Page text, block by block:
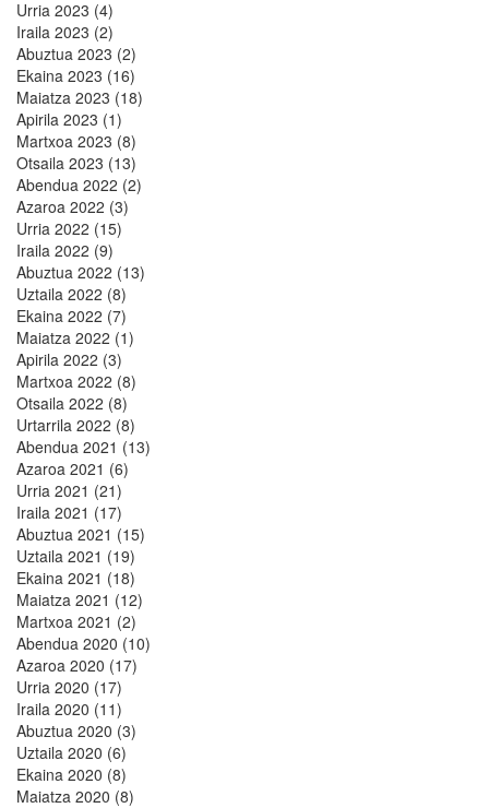
Urria 2023 (4)
Iraila 2023 (2)
Abuztua 2023 (2)
Ekaina 2023 (16)
Maiatza 2023 (18)
Apirila 2023 (1)
Martxoa 2023 (8)
Otsaila 2023 (13)
Abendua 2022 (2)
Azaroa 2022 (3)
Urria 2022 (15)
Iraila 2022 (9)
Abuztua 2022 (13)
Uztaila 2022 (8)
Ekaina 2022 (7)
Maiatza 2022 (1)
Apirila 2022 (3)
Martxoa 2022 (8)
Otsaila 2022 (8)
Urtarrila 2022 (8)
Abendua 2021 (13)
Azaroa 2021 (6)
Urria 2021 (21)
Iraila 2021 (17)
Abuztua 2021 (15)
Uztaila 2021 (19)
Ekaina 2021 (18)
Maiatza 2021 (12)
Martxoa 2021 (2)
Abendua 2020 (10)
Azaroa 2020 (17)
Urria 2020 (17)
Iraila 2020 (11)
Abuztua 2020 (3)
Uztaila 2020 (6)
Ekaina 2020 (8)
Maiatza 2020 (8)